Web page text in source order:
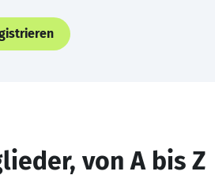
von A bis Z